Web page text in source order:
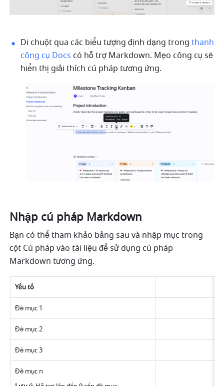
Di chuột qua các biểu tượng định dạng trong thanh
công cụ Docs có hỗ trợ Markdown. Mẹo công cụ sẽ
hiển thị giải thích cú pháp tương ứng.
Nhập cú pháp Markdown
Bạn có thể tham khảo bảng sau và nhập mục trong
cột Cú pháp vào tài liệu để sử dụng cú pháp
Markdown tương ứng.
Yếu tố
Đề mục 1
Đề mục 2
Đề mục 3
Đề mục n